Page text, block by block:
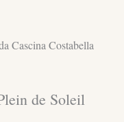
Cascina Costabella
de Soleil